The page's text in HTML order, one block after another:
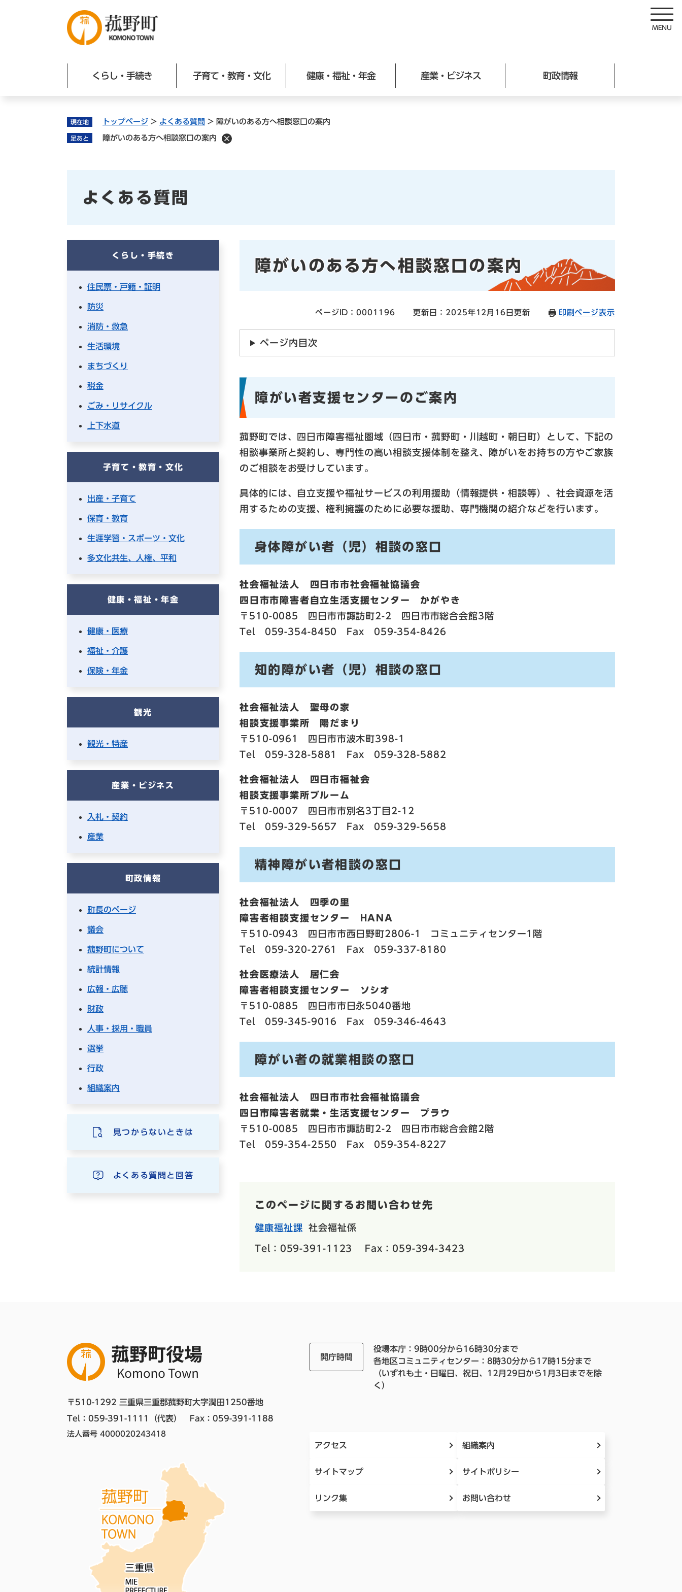
くらし・手続き 子育て・教育・文化 健康・福祉・年金 産業・ビジネス 町政情報
現在地 トップページ > よくある質問 > 障がいのある方へ相談窓口の案内
足あと 障がいのある方へ相談窓口の案内
よくある質問
障がいのある方へ相談窓口の案内
ページID：0001196 更新日：2025年12月16日更新 印刷ページ表示
ページ内目次
障がい者支援センターのご案内
菰野町では、四日市障害福祉圏域（四日市・菰野町・川越町・朝日町）として、下記の
相談事業所と契約し、専門性の高い相談支援体制を整え、障がいをお持ちの方やご家族
のご相談をお受けしています。
具体的には、自立支援や福祉サービスの利用援助（情報提供・相談等）、社会資源を活
用するための支援、権利擁護のために必要な援助、専門機関の紹介などを行います。
身体障がい者（児）相談の窓口
社会福祉法人 四日市市社会福祉協議会
四日市市障害者自立生活支援センター かがやき
〒510-0085 四日市市諏訪町2-2 四日市市総合会館3階
Tel 059-354-8450 Fax 059-354-8426
知的障がい者（児）相談の窓口
社会福祉法人 聖母の家
相談支援事業所 陽だまり
〒510-0961 四日市市波木町398-1
Tel 059-328-5881 Fax 059-328-5882
社会福祉法人 四日市福祉会
相談支援事業所ブルーム
〒510-0007 四日市市別名3丁目2-12
Tel 059-329-5657 Fax 059-329-5658
精神障がい者相談の窓口
社会福祉法人 四季の里
障害者相談支援センター HANA
〒510-0943 四日市市西日野町2806-1 コミュニティセンター1階
Tel 059-320-2761 Fax 059-337-8180
社会医療法人 居仁会
障害者相談支援センター ソシオ
〒510-0885 四日市市日永5040番地
Tel 059-345-9016 Fax 059-346-4643
障がい者の就業相談の窓口
社会福祉法人 四日市市社会福祉協議会
四日市障害者就業・生活支援センター プラウ
〒510-0085 四日市市諏訪町2-2 四日市市総合会館2階
Tel 059-354-2550 Fax 059-354-8227
このページに関するお問い合わせ先
健康福祉課 社会福祉係
Tel：059-391-1123 Fax：059-394-3423
くらし・手続き
住民票・戸籍・証明
防災
消防・救急
生活環境
まちづくり
税金
ごみ・リサイクル
上下水道
子育て・教育・文化
出産・子育て
保育・教育
生涯学習・スポーツ・文化
多文化共生、人権、平和
健康・福祉・年金
健康・医療
福祉・介護
保険・年金
観光
観光・特産
産業・ビジネス
入札・契約
産業
町政情報
町長のページ
議会
菰野町について
統計情報
広報・広聴
財政
人事・採用・職員
選挙
行政
組織案内
見つからないときは
よくある質問と回答
〒510-1292 三重県三重郡菰野町大字潤田1250番地
Tel：059-391-1111（代表）
Fax：059-391-1188
法人番号 4000020243418
開庁時間
役場本庁：9時00分から16時30分まで
各地区コミュニティセンター：8時30分から17時15分まで
（いずれも土・日曜日、祝日、12月29日から1月3日までを除
く）
アクセス 組織案内
サイトマップ サイトポリシー
リンク集 お問い合わせ